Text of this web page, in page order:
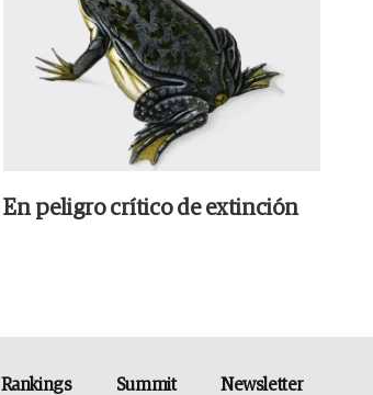
En peligro crítico de extinción
Rankings Summit Newsletter